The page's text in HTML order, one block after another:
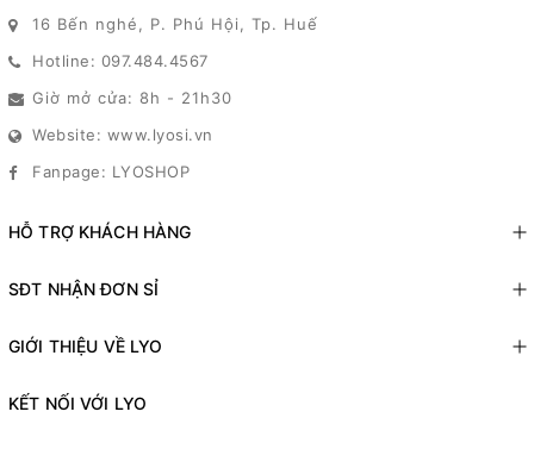
16 Bến nghé, P. Phú Hội, Tp. Huế
Hotline: 097.484.4567
Giờ mở cửa: 8h - 21h30
Website: www.lyosi.vn
Fanpage: LYOSHOP
HỖ TRỢ KHÁCH HÀNG
SĐT NHẬN ĐƠN SỈ
GIỚI THIỆU VỀ LYO
KẾT NỐI VỚI LYO